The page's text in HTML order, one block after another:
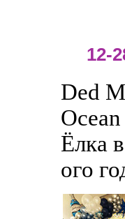
12-
Ded
Ёлка
ого